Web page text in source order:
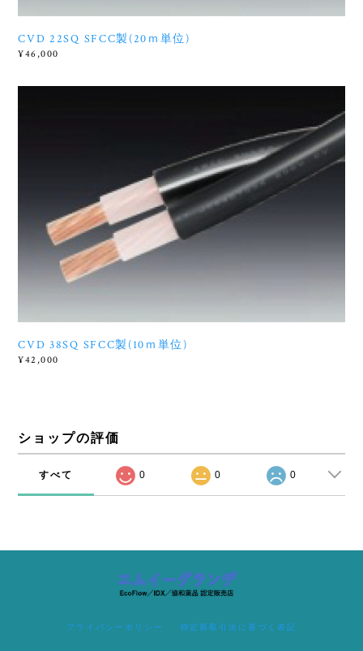
CVD 22SQ SFCC製(20ｍ単位)
¥46,000
CVD 38SQ SFCC製(10ｍ単位)
¥42,000
ショップの評価
すべて 0 0 0
プライバシーポリシー 特定商取引法に基づく表記